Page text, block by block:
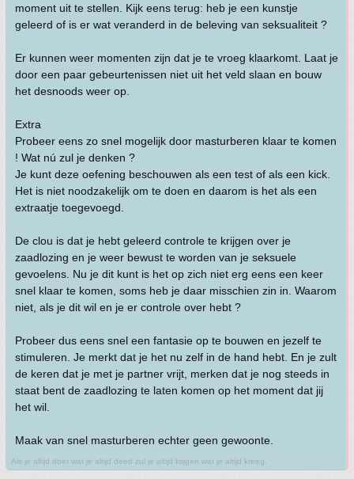
moment uit te stellen. Kijk eens terug: heb je een kunstje
geleerd of is er wat veranderd in de beleving van seksualiteit ?
Er kunnen weer momenten zijn dat je te vroeg klaarkomt. Laat je
door een paar gebeurtenissen niet uit het veld slaan en bouw
het desnoods weer op.
Extra
Probeer eens zo snel mogelijk door masturberen klaar te komen
! Wat nú zul je denken ?
Je kunt deze oefening beschouwen als een test of als een kick.
Het is niet noodzakelijk om te doen en daarom is het als een
extraatje toegevoegd.
De clou is dat je hebt geleerd controle te krijgen over je
zaadlozing en je weer bewust te worden van je seksuele
gevoelens. Nu je dit kunt is het op zich niet erg eens een keer
snel klaar te komen, soms heb je daar misschien zin in. Waarom
niet, als je dit wil en je er controle over hebt ?
Probeer dus eens snel een fantasie op te bouwen en jezelf te
stimuleren. Je merkt dat je het nu zelf in de hand hebt. En je zult
de keren dat je met je partner vrijt, merken dat je nog steeds in
staat bent de zaadlozing te laten komen op het moment dat jij
het wil.
Maak van snel masturberen echter geen gewoonte.
Als je altijd doet wat je altijd deed zul je altijd krijgen wat je altijd kreeg.